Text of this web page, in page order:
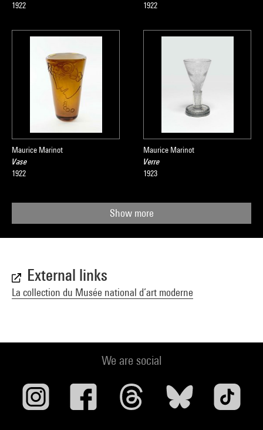
1922
1922
Maurice Marinot
Vase
1922
Maurice Marinot
Verre
1923
Show more
External links
La collection du Musée national d’art moderne
We are social